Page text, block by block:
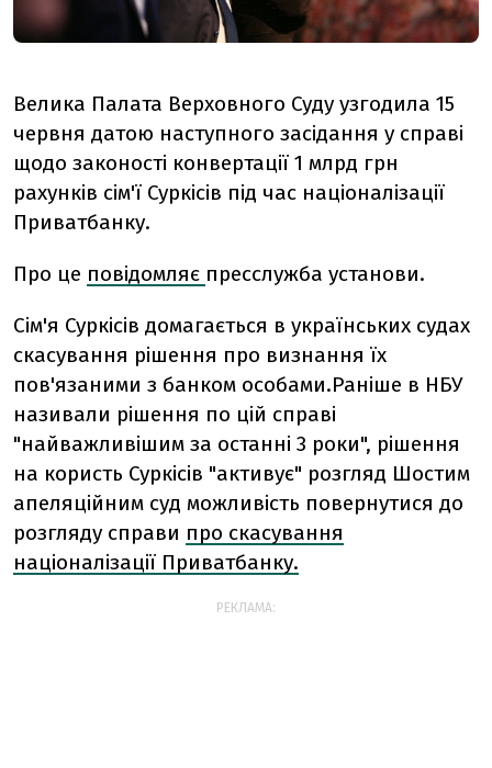
Велика Палата Верховного Суду узгодила 15
червня датою наступного засідання у справі
щодо законості конвертації 1 млрд грн
рахунків сім'ї Суркісів під час націоналізації
Приватбанку.
Про це повідомляє пресслужба установи.
Сім'я Суркісів домагається в українських судах
скасування рішення про визнання їх
пов'язаними з банком особами.Раніше в НБУ
називали рішення по цій справі
"найважливішим за останні 3 роки", рішення
на користь Суркісів "активує" розгляд Шостим
апеляційним суд можливість повернутися до
розгляду справи про скасування
націоналізації Приватбанку.
РЕКЛАМА: